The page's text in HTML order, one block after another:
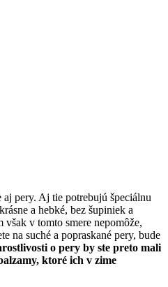
pery. Aj tie potrebujú špeciálnu
a hebké, bez šupiniek a
v tomto smere nepomôže,
na suché a popraskané pery, bude
o pery by ste preto mali
ktoré ich v zime